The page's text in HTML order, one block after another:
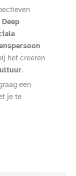
Deep
het creëren
.
een
je te